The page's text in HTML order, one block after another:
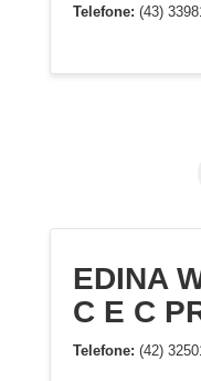
Telefone: (43)
EDINA
C E C
Telefone: (42)